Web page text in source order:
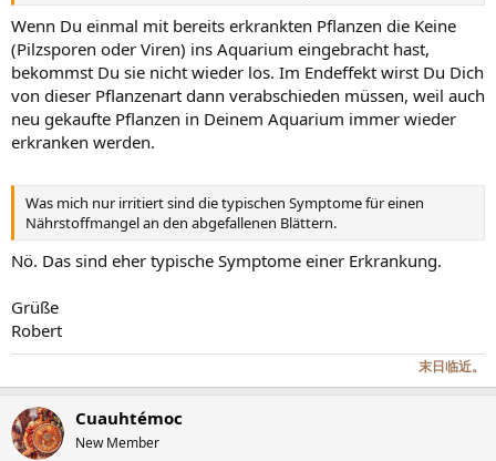
Wenn Du einmal mit bereits erkrankten Pflanzen die Keine
(Pilzsporen oder Viren) ins Aquarium eingebracht hast,
bekommst Du sie nicht wieder los. Im Endeffekt wirst Du Dich
von dieser Pflanzenart dann verabschieden müssen, weil auch
neu gekaufte Pflanzen in Deinem Aquarium immer wieder
erkranken werden.
Was mich nur irritiert sind die typischen Symptome für einen
Nährstoffmangel an den abgefallenen Blättern.
Nö. Das sind eher typische Symptome einer Erkrankung.
Grüße
Robert
末日临近。
Cuauhtémoc
New Member